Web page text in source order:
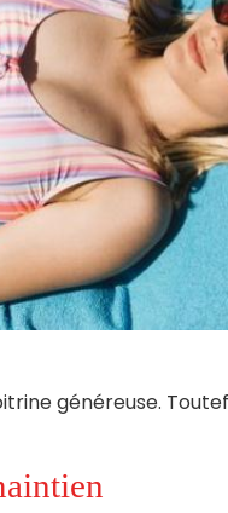
généreuse.